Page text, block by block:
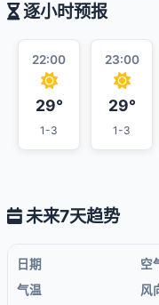
逐小时预报
22:00
29°
1-3
23:00
29°
1-3
未来7天趋势
日期 空
气温
风